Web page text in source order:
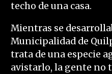
techo de una casa.
Mientras se
Municipalidad de
trata de una especie
avistarlo, la gente no